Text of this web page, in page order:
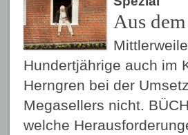
Aus
Hundertjährige auch im
Herngren bei der
Megasellers nicht.
welche